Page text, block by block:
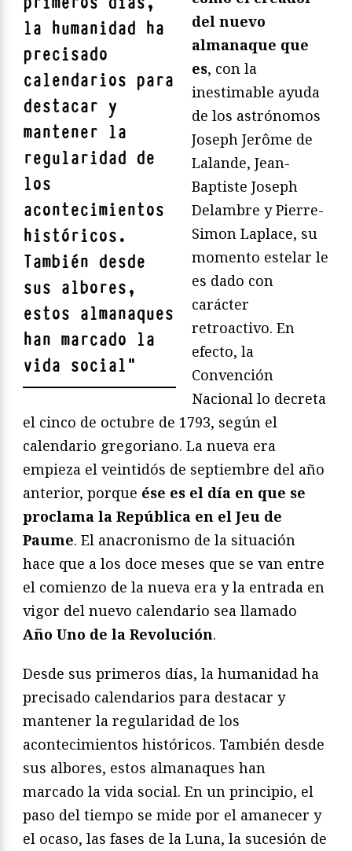
la humanidad ha
precisado
calendarios para
destacar y
mantener la
regularidad de
los
acontecimientos
históricos.
También desde
sus albores,
estos almanaques
han marcado la
vida social"
del nuevo
almanaque que
es, con la
inestimable ayuda
de los astrónomos
Joseph Jerôme de
Lalande, Jean-
Baptiste Joseph
Delambre y Pierre-
Simon Laplace, su
momento estelar le
es dado con
carácter
retroactivo. En
efecto, la
Convención
Nacional lo decreta
el cinco de octubre de 1793, según el
calendario gregoriano. La nueva era
empieza el veintidós de septiembre del año
anterior, porque ése es el día en que se
proclama la República en el Jeu de
Paume. El anacronismo de la situación
hace que a los doce meses que se van entre
el comienzo de la nueva era y la entrada en
vigor del nuevo calendario sea llamado
Año Uno de la Revolución.
Desde sus primeros días, la humanidad ha
precisado calendarios para destacar y
mantener la regularidad de los
acontecimientos históricos. También desde
sus albores, estos almanaques han
marcado la vida social. En un principio, el
paso del tiempo se mide por el amanecer y
el ocaso, las fases de la Luna, la sucesión de